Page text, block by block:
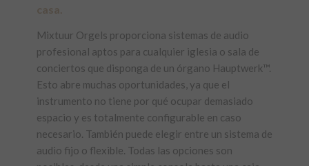
casa.
Mixtuur Orgels proporciona sistemas de audio
profesional aptos para cualquier iglesia o sala de
conciertos que disponga de un órgano Hauptwerk™.
Esto abre muchas oportunidades, ya que el
instrumento no tiene por qué ocupar demasiado
espacio y es totalmente configurable en caso
necesario. También puede elegir entre un sistema de
audio fijo o flexible. Todas las opciones son